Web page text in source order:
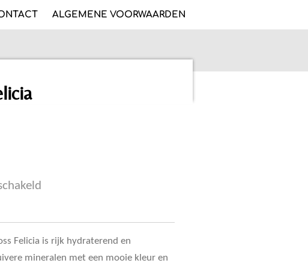
ALGEMENE VOORWAARDEN
Felicia is rijk hydraterend en
mineralen met een mooie kleur en